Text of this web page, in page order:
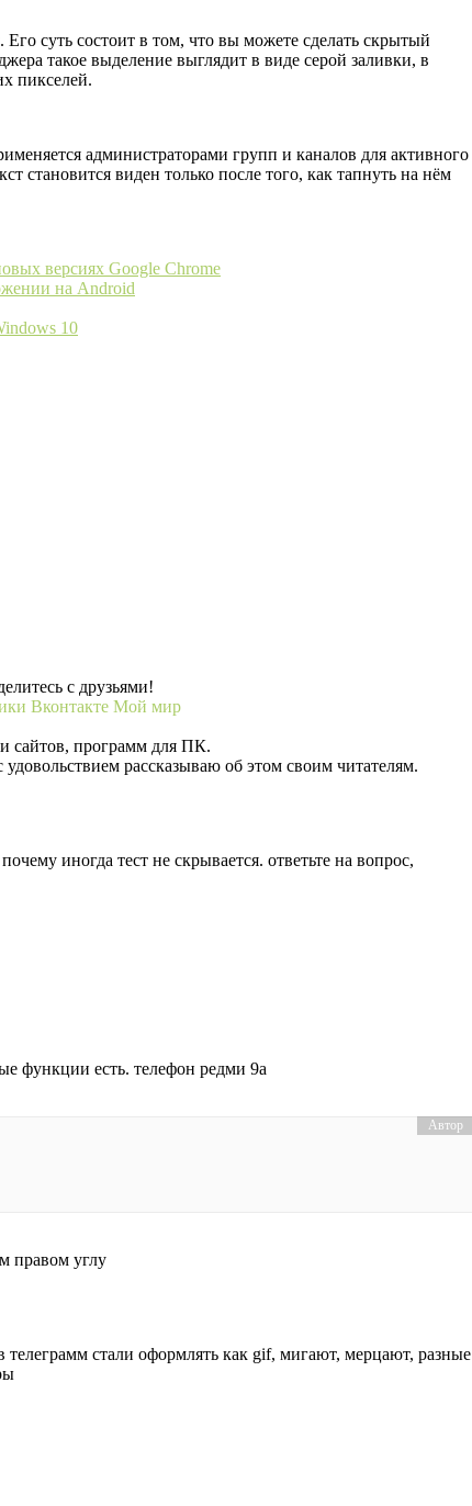
суть состоит в том, что вы можете сделать скрытый
такое выделение выглядит в виде серой заливки, в
пикселей.
администраторами групп и каналов для активного
становится виден только после того, как тапнуть на нём
версиях Google Chrome
на Android
10
с друзьями!
Вконтакте Мой мир
сайтов, программ для ПК.
рассказываю об этом своим читателям.
иногда тест не скрывается. ответьте на вопрос,
функции есть. телефон редми 9а
правом углу
телеграмм стали оформлять как gif, мигают, мерцают, разные